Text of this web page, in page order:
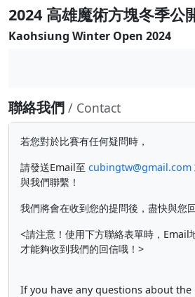
2024 高雄魔術方塊冬季公
Kaohsiung Winter Open 2024
聯絡我們 / Contact
若您對於比賽有任何疑問時，
請發送Email至 cubingtw@gmail.com
與我們聯繫！
我們將會在收到您的提問後，盡快與您
<請注意！使用下方聯絡表單時，Email
才能夠收到我們的回信哦！>
If you have any questions about the